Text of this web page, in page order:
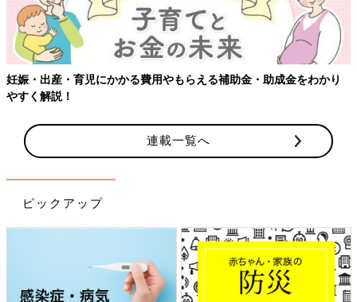
連載一覧へ
ピックアップ